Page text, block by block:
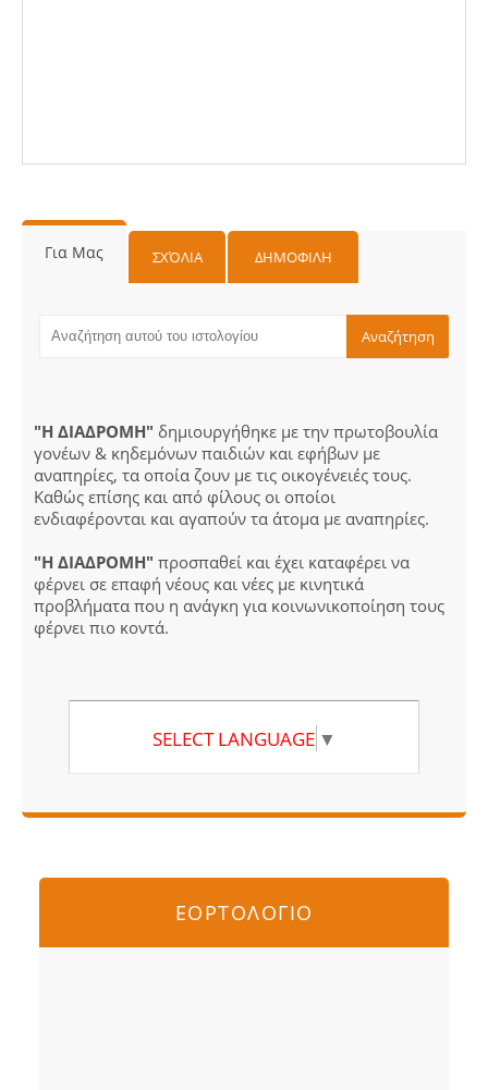
Για Μας ΣΧΌΛΙΑ ΔΗΜΟΦΙΛΗ
"Η ΔΙΑΔΡΟΜΗ" δημιουργήθηκε με την πρωτοβουλία
γονέων & κηδεμόνων παιδιών και εφήβων με
αναπηρίες, τα οποία ζουν με τις οικογένειές τους.
Καθώς επίσης και από φίλους οι οποίοι
ενδιαφέρονται και αγαπούν τα άτομα με αναπηρίες.
"Η ΔΙΑΔΡΟΜΗ" προσπαθεί και έχει καταφέρει να
φέρνει σε επαφή νέους και νέες με κινητικά
προβλήματα που η ανάγκη για κοινωνικοποίηση τους
φέρνει πιο κοντά.
SELECT LANGUAGE ▼
ΕΟΡΤΟΛΟΓΙΟ